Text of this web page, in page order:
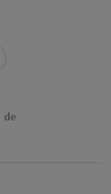
de